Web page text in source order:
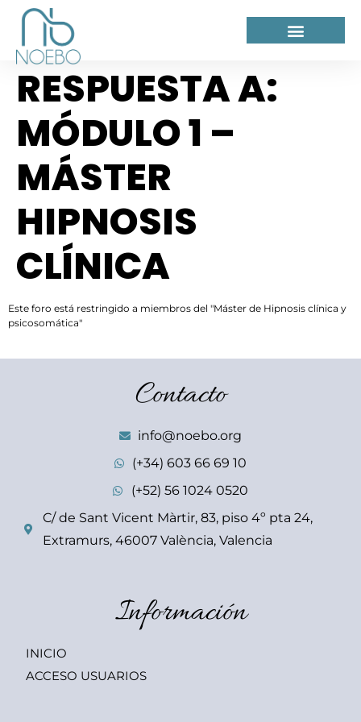
RESPUESTA A:
MÓDULO 1 –
MÁSTER
HIPNOSIS
CLÍNICA
Este foro está restringido a miembros del "Máster de Hipnosis clínica y
psicosomática"
Contacto
info@noebo.org
(+34) 603 66 69 10
(+52) 56 1024 0520
C/ de Sant Vicent Màrtir, 83, piso 4º pta 24,
Extramurs, 46007 València, Valencia
Información
INICIO
ACCESO USUARIOS